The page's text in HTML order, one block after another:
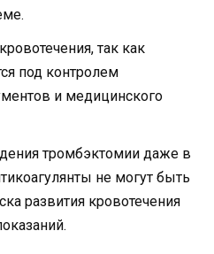
так как
под контролем
и медицинского
тромбэктомии даже в
не могут быть
развития кровотечения